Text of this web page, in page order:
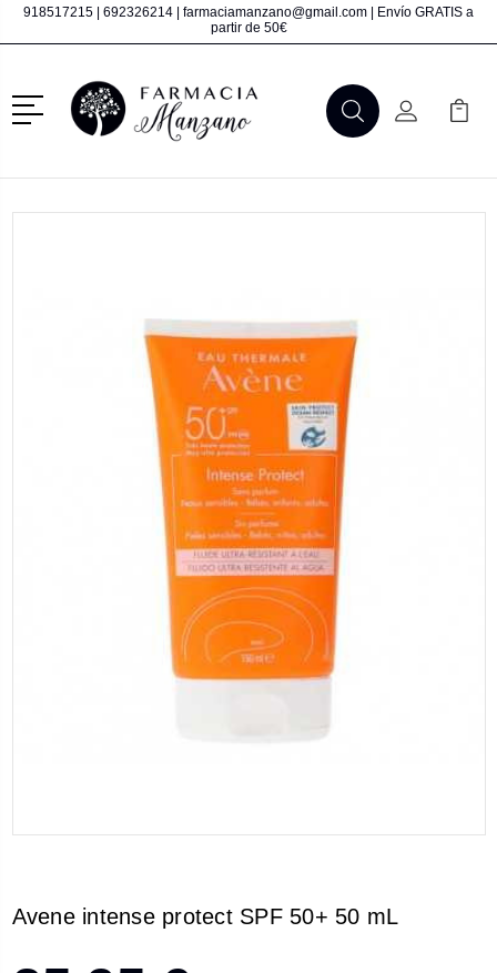
918517215 692326214 farmaciamanzano@gmail.com | Envío GRATIS a
partir de 50€
Menú
BuscarMi Cuenta
Mi
Avene intense protect SPF 50+ 50 mL